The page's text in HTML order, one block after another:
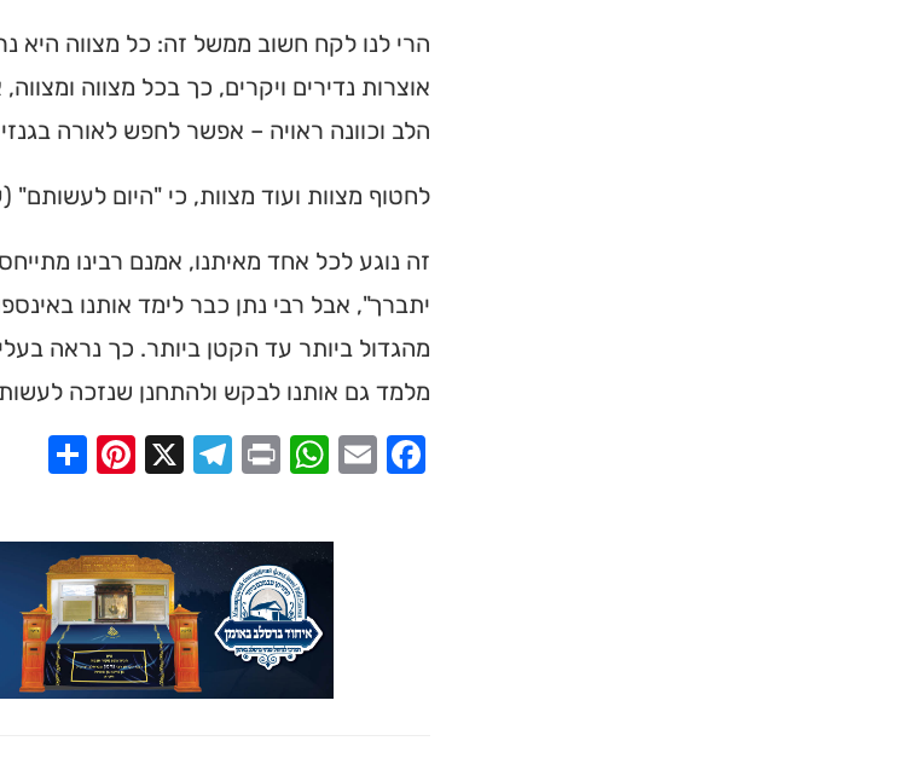
הרי לנו לקח חשוב ממשל זה: כל מצווה היא
אוצרות נדירים ויקרים, כך בכל מצווה
הלב וכוונה ראויה – אפשר לחפש לאורה
לחטוף מצוות ועוד מצוות, כי "היום לעשותם"
זה נוגע לכל אחד מאיתנו, אמנם רבינו
יתברך", אבל רבי נתן כבר לימד אותנו
מהגדול ביותר עד הקטן ביותר. כך נראה
מלמד גם אותנו לבקש ולהתחנן שנזכה
Facebook
Email
WhatsApp
Print
Telegram
Pinterest
מוסד ברסלב?
הכירו את האינדקס החדש והמקיף של בתי כנסת
תורה, כתובות ודרכי הגעה בלחיצת כפתור.
לכניסה לאינדקס ➔